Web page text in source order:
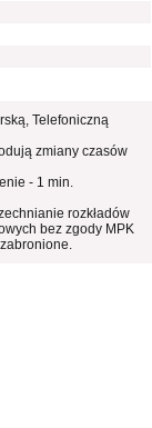
Telefoniczną
zmiany czasów
- 1 min.
rozkładów
bez zgody MPK